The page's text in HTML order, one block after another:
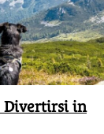
Divertirsi in